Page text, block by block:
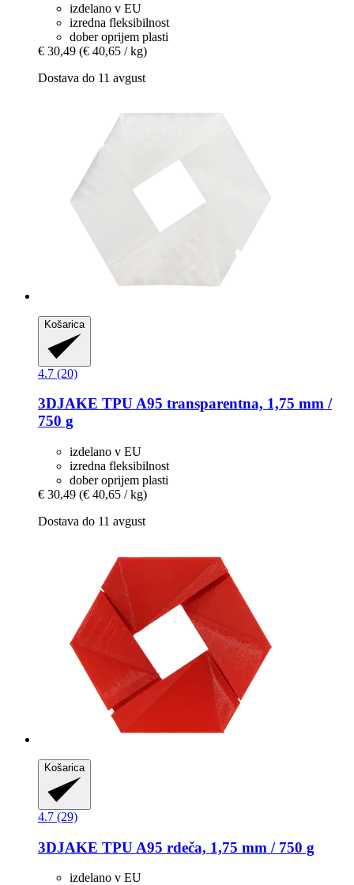
izdelano v EU
izredna fleksibilnost
dober oprijem plasti
€ 30,49 (€ 40,65 / kg)
Dostava do 11 avgust
Košarica
4.7 (20)
3DJAKE TPU A95 transparentna, 1,75 mm /
750 g
izdelano v EU
izredna fleksibilnost
dober oprijem plasti
€ 30,49 (€ 40,65 / kg)
Dostava do 11 avgust
Košarica
4.7 (29)
3DJAKE TPU A95 rdeča, 1,75 mm / 750 g
izdelano v EU